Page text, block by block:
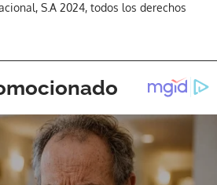
S.A 2024, todos los derechos